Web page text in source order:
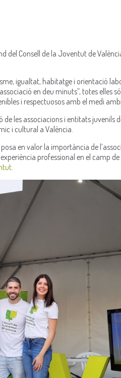
Consell de la Joventut de
igualtat, habitatge i orientació
en deu minuts”, totes elles
i respectuosos amb el medi
les associacions i entitats juvenils
i cultural a València.
en valor la importància de
professional en el camp de
.